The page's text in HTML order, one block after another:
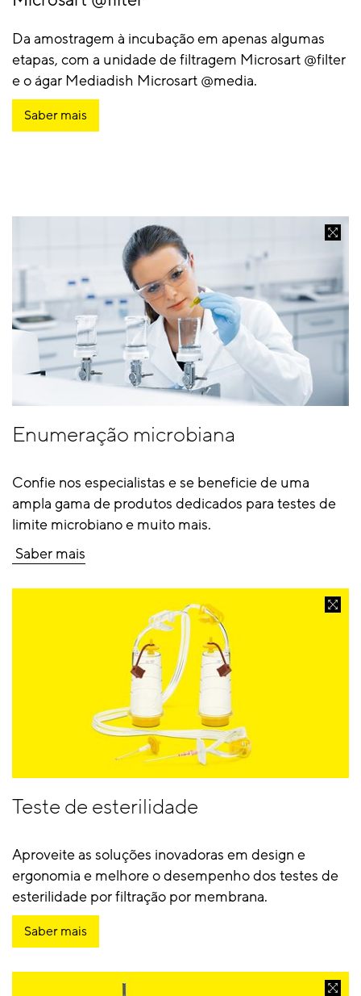
Da amostragem à incubação em apenas algumas
etapas, com a unidade de filtragem Microsart @filter
e o ágar Mediadish Microsart @media.
Saber mais
Enumeração microbiana
Confie nos especialistas e se beneficie de uma
ampla gama de produtos dedicados para testes de
limite microbiano e muito mais.
Saber mais
Teste de esterilidade
Aproveite as soluções inovadoras em design e
ergonomia e melhore o desempenho dos testes de
esterilidade por filtração por membrana.
Saber mais